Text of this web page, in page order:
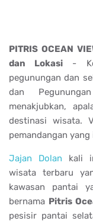
PITRIS OCEAN
dan Lokasi -
pegunungan dan
dan
menakjubkan,
destinasi wisata.
pemandangan
Jajan Dolan kali
wisata terbaru
kawasan pantai
bernama Pitris
pesisir pantai